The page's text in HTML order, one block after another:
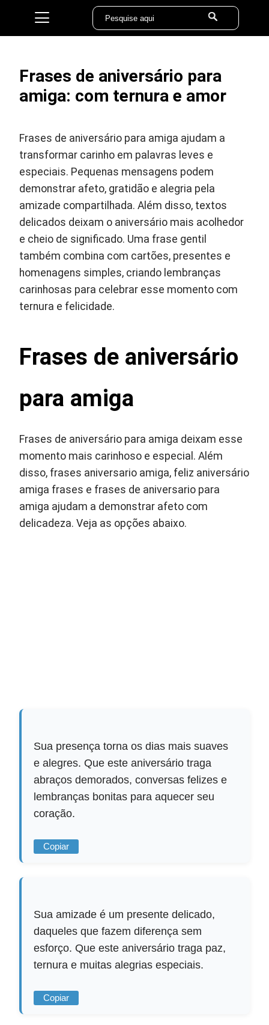
Frases de aniversário para
amiga: com ternura e amor
Frases de aniversário para amiga ajudam a
transformar carinho em palavras leves e
especiais. Pequenas mensagens podem
demonstrar afeto, gratidão e alegria pela
amizade compartilhada. Além disso, textos
delicados deixam o aniversário mais acolhedor
e cheio de significado. Uma frase gentil
também combina com cartões, presentes e
homenagens simples, criando lembranças
carinhosas para celebrar esse momento com
ternura e felicidade.
Frases de aniversário
para amiga
Frases de aniversário para amiga deixam esse
momento mais carinhoso e especial. Além
disso, frases aniversario amiga, feliz aniversário
amiga frases e frases de aniversario para
amiga ajudam a demonstrar afeto com
delicadeza. Veja as opções abaixo.
Sua presença torna os dias mais suaves
e alegres. Que este aniversário traga
abraços demorados, conversas felizes e
lembranças bonitas para aquecer seu
coração.
Copiar
Sua amizade é um presente delicado,
daqueles que fazem diferença sem
esforço. Que este aniversário traga paz,
ternura e muitas alegrias especiais.
Copiar